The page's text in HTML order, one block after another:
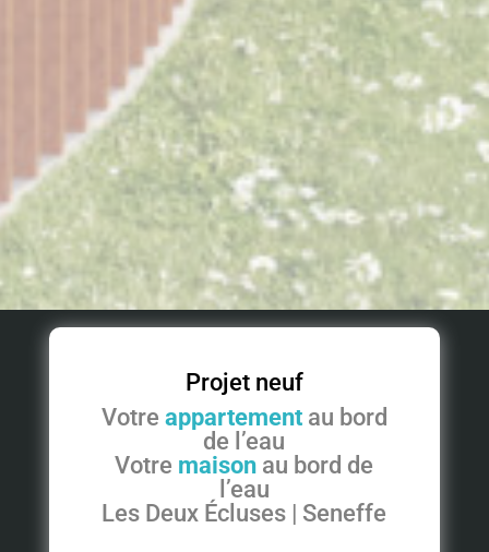
Projet neuf
Votre appartementau bord
de l’eau
Votre maison au bord de
l’eau
Les Deux Écluses | Seneffe